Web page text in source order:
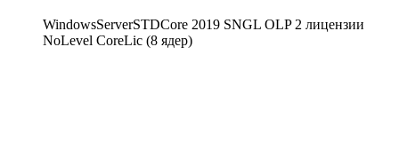
WindowsServerSTDCore 2019 SNGL OLP 2 лицензии
NoLevel CoreLic (8 ядер)